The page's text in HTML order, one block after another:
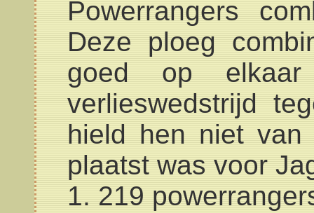
Powerrangers
Deze ploeg
goed op
verlieswedstrijd
hield hen niet van
plaatst was voor
1. 219